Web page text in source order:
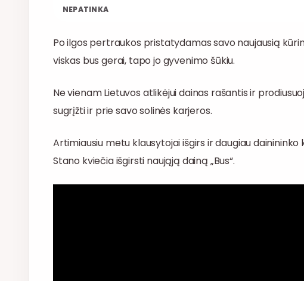
NEPATINKA
Po ilgos pertraukos pristatydamas savo naujausią
viskas bus gerai, tapo jo gyvenimo šūkiu.
Ne vienam Lietuvos atlikėjui dainas rašantis ir
sugrįžti ir prie savo solinės karjeros.
Artimiausiu metu klausytojai išgirs ir daugiau
Stano kviečia išgirsti naująją dainą „Bus“.